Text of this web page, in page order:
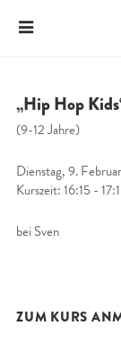
„Hip Hop
(9-12 Jahre)
Dienstag, 9.
Kurszeit: 16:15 -
bei Sven
ZUM KURS